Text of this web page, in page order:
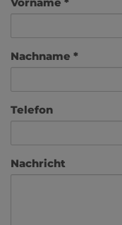
Nachname
Telefon
Nachricht